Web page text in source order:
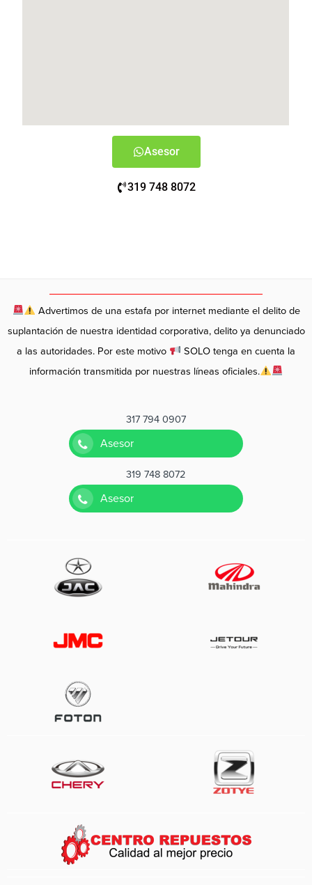
Asesor
319 748 8072
Advertimos de una estafa por internet mediante el delito de
suplantación de nuestra identidad corporativa, delito ya denunciado
a las autoridades. Por este motivo
SOLO tenga en cuenta la
información transmitida por nuestras líneas oficiales.
317 794 0907
Asesor
319 748 8072
Asesor